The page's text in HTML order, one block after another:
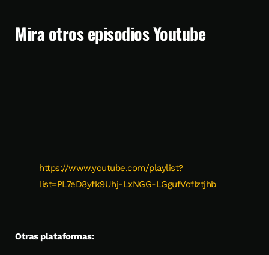
Mira otros episodios Youtube
https://www.youtube.com/playlist?
list=PL7eD8yfk9Uhj-LxNGG-LGgufVofIztjhb
Otras plataformas: